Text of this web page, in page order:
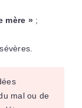
mère »;
mal ou de